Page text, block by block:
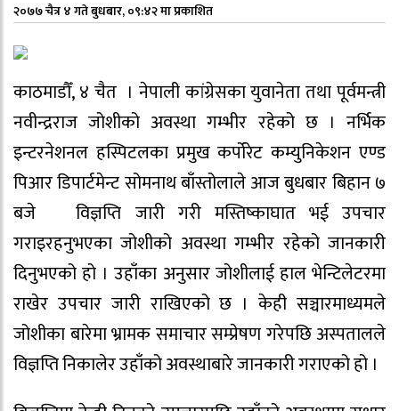
२०७७ चैत्र ४ गते बुधबार, ०९:४२ मा प्रकाशित
काठमाडौँ, ४ चैत । नेपाली कांग्रेसका युवानेता तथा पूर्वमन्त्री
नवीन्द्रराज जोशीको अवस्था गम्भीर रहेको छ । नर्भिक
इन्टरनेशनल हस्पिटलका प्रमुख कर्पोरेट कम्युनिकेशन एण्ड
पिआर डिपार्टमेन्ट सोमनाथ बाँस्तोलाले आज बुधबार बिहान ७
बजे विज्ञप्ति जारी गरी मस्तिष्काघात भई उपचार
गराइरहनुभएका जोशीको अवस्था गम्भीर रहेको जानकारी
दिनुभएको हो । उहाँका अनुसार जोशीलाई हाल भेन्टिलेटरमा
राखेर उपचार जारी राखिएको छ । केही सञ्चारमाध्यमले
जोशीका बारेमा भ्रामक समाचार सम्प्रेषण गरेपछि अस्पतालले
विज्ञप्ति निकालेर उहाँको अवस्थाबारे जानकारी गराएको हो ।